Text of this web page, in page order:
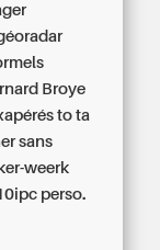
Broye
to ta
sans
weerk
perso.